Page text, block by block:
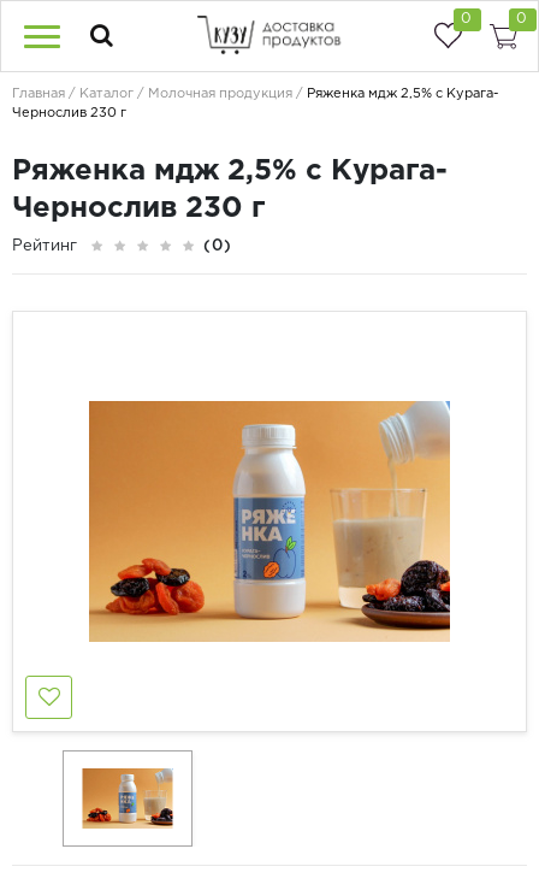
0 0
Главная Каталог Молочная продукция
Ряженка мдж 2,5% с Курага-
Чернослив 230 г
Ряженка мдж 2,5% с Курага-
Чернослив 230 г
Рейтинг (0)